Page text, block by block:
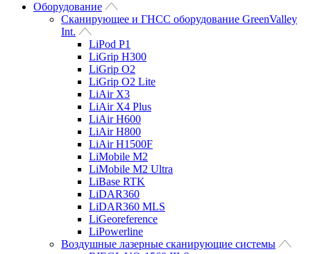
Оборудование
Сканирующее и ГНСС оборудование GreenValley
Int.
LiPod P1
LiGrip H300
LiGrip O2
LiGrip O2 Lite
LiAir X3
LiAir X4 Plus
LiAir H600
LiAir H800
LiAir H1500F
LiMobile M2
LiMobile M2 Ultra
LiBase RTK
LiDAR360
LiDAR360 MLS
LiGeoreference
LiPowerline
Воздушные лазерные сканирующие системы